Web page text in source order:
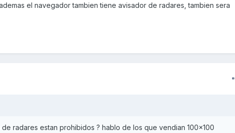
el navegador tambien tiene avisador de radares, tambien sera
radares estan prohibidos ? hablo de los que vendian 100x100